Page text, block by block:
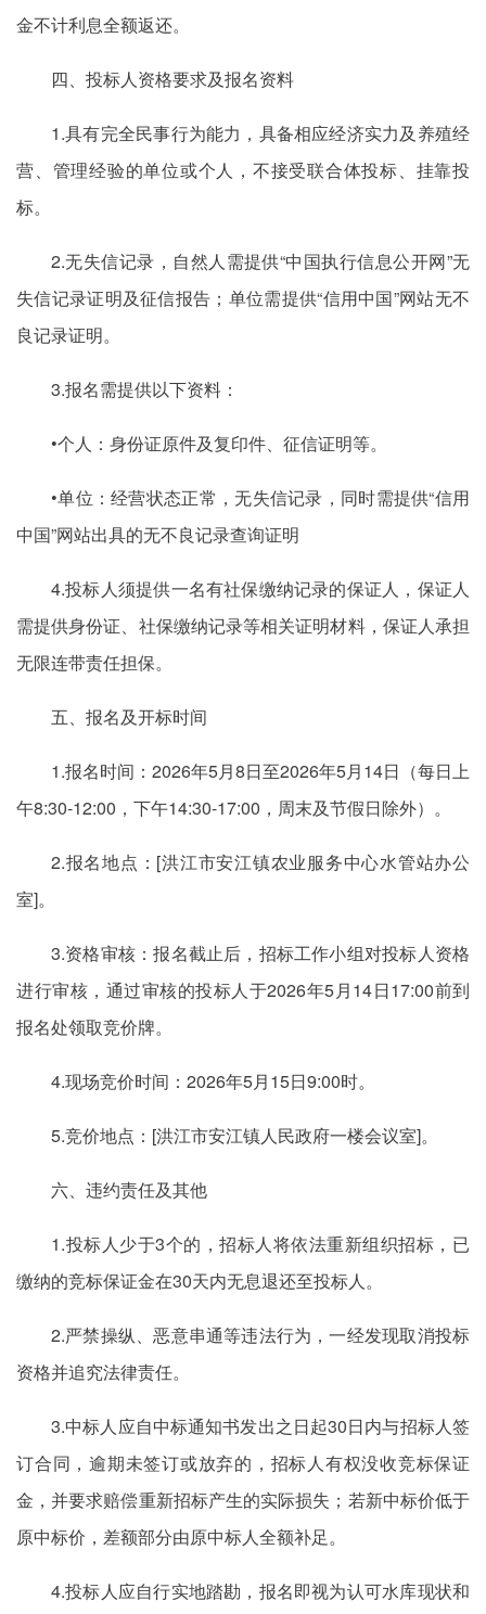
金不计利息全额返还。
四、投标人资格要求及报名资料
1.具有完全民事行为能力，具备相应经济实力及养殖经
营、管理经验的单位或个人，不接受联合体投标、挂靠投
标。
2.无失信记录，自然人需提供“中国执行信息公开网”无
失信记录证明及征信报告；单位需提供“信用中国”网站无不
良记录证明。
3.报名需提供以下资料：
•个人：身份证原件及复印件、征信证明等。
•单位：经营状态正常，无失信记录，同时需提供“信用
中国”网站出具的无不良记录查询证明
4.投标人须提供一名有社保缴纳记录的保证人，保证人
需提供身份证、社保缴纳记录等相关证明材料，保证人承担
无限连带责任担保。
五、报名及开标时间
1.报名时间：2026年5月8日至2026年5月14日（每日上
午8:30-12:00，下午14:30-17:00，周末及节假日除外）。
2.报名地点：[洪江市安江镇农业服务中心水管站办公
室]。
3.资格审核：报名截止后，招标工作小组对投标人资格
进行审核，通过审核的投标人于2026年5月14日17:00前到
报名处领取竞价牌。
4.现场竞价时间：2026年5月15日9:00时。
5.竞价地点：[洪江市安江镇人民政府一楼会议室]。
六、违约责任及其他
1.投标人少于3个的，招标人将依法重新组织招标，已
缴纳的竞标保证金在30天内无息退还至投标人。
2.严禁操纵、恶意串通等违法行为，一经发现取消投标
资格并追究法律责任。
3.中标人应自中标通知书发出之日起30日内与招标人签
订合同，逾期未签订或放弃的，招标人有权没收竞标保证
金，并要求赔偿重新招标产生的实际损失；若新中标价低于
原中标价，差额部分由原中标人全额补足。
4.投标人应自行实地踏勘，报名即视为认可水库现状和